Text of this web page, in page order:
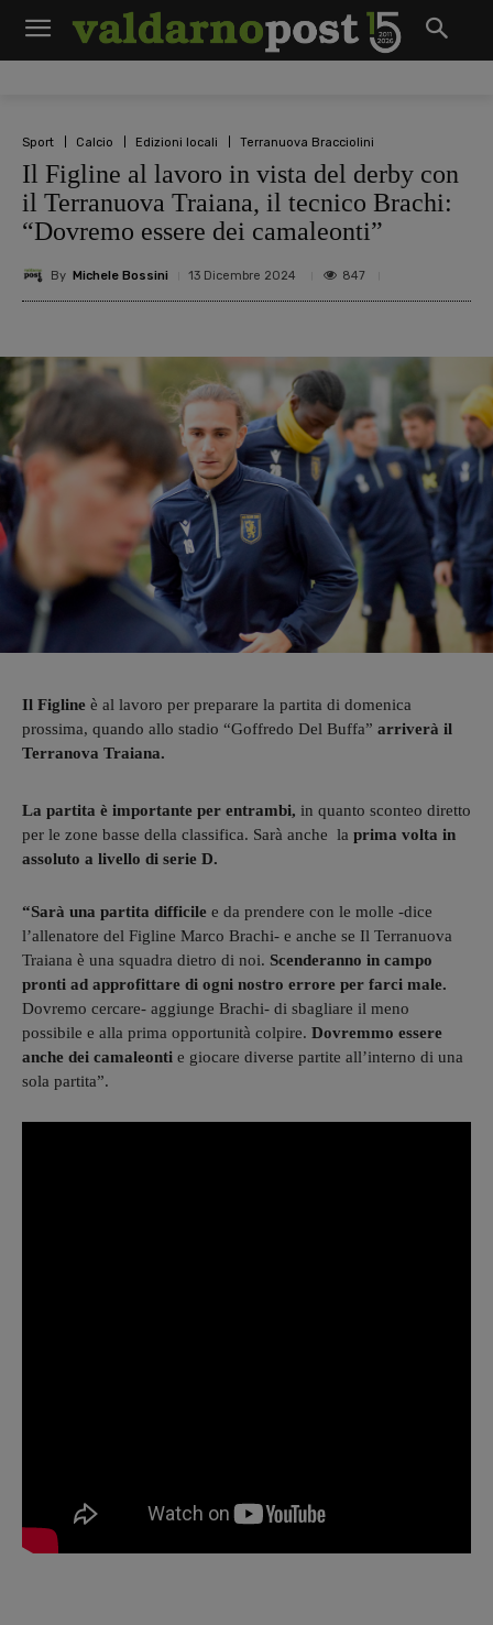
Sport Calcio Edizioni locali Terranuova Bracciolini
Il Figline al lavoro in vista del derby con
il Terranuova Traiana, il tecnico Brachi:
“Dovremo essere dei camaleonti”
By Michele Bossini 13 Dicembre 2024 847
Il Figline è al lavoro per preparare la partita di domenica
prossima, quando allo stadio “Goffredo Del Buffa” arriverà il
Terranova Traiana.
La partita è importante per entrambi, in quanto sconteo diretto
per le zone basse della classifica. Sarà anche la prima volta in
assoluto a livello di serie D.
“Sarà una partita difficile e da prendere con le molle -dice
l’allenatore del Figline Marco Brachi- e anche se Il Terranuova
Traiana è una squadra dietro di noi. Scenderanno in campo
pronti ad approfittare di ogni nostro errore per farci male.
Dovremo cercare- aggiunge Brachi- di sbagliare il meno
possibile e alla prima opportunità colpire. Dovremmo essere
anche dei camaleonti e giocare diverse partite all’interno di una
sola partita”.